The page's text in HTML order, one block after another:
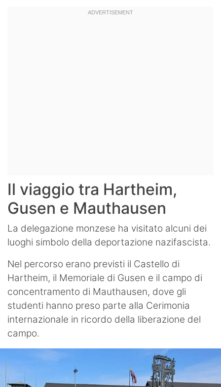
Il viaggio tra Hartheim,
Gusen e Mauthausen
La delegazione monzese ha visitato alcuni dei
luoghi simbolo della deportazione nazifascista.
Nel percorso erano previsti il Castello di
Hartheim, il Memoriale di Gusen e il campo di
concentramento di Mauthausen, dove gli
studenti hanno preso parte alla Cerimonia
internazionale in ricordo della liberazione del
campo.